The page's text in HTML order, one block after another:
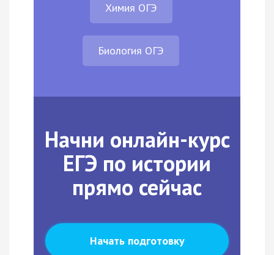
Химия ОГЭ
Биология ОГЭ
Начни онлайн-курс
ЕГЭ по истории
прямо сейчас
Начать подготовку